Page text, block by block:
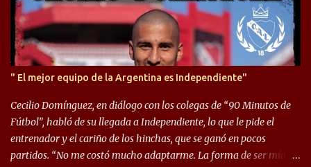
" El mejor equipo de la Argentina es Independiente"
Cecilio Domínguez, en diálogo con los colegas de “90 Minutos de
Fútbol”, habló de su llegada a Independiente, lo que le pide el
entrenador y el cariño de los hinchas, que se ganó en pocos
partidos. “No me costó mucho adaptarme. La forma de ser mía